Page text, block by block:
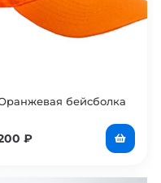
бейсболка
₽